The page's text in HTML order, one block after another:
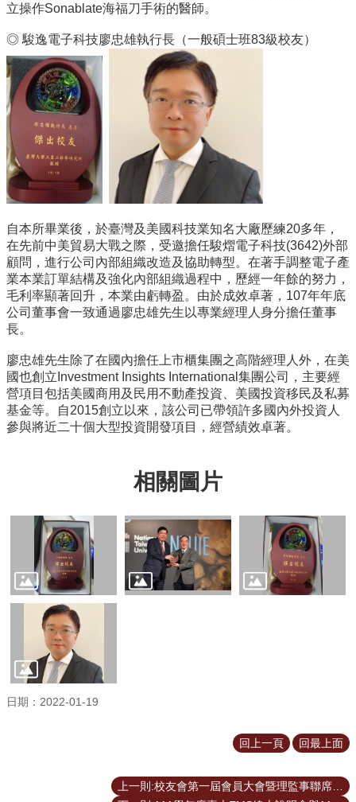
捐
專
區
臺
大
EMS
立操作Sonablate海福刀手術的醫師。
◎ 駿逸電子科技廖忠雄執行長（一般碩士班83級校友）
自本所畢業後，於臺灣及美國科技業知名大廠歷練20多年，
在先前中美貿易大戰之際，受邀擔任駿熠電子科技(3642)外部
顧問，進行公司內部組織改造及協助轉型。在著手調整電子產
業本業訂單結構及強化內部組織過程中，歷經一年餘的努力，
毛利率顯著回升，本業由虧轉盈。由於成效卓著，107年年底
公司董事會一致通過廖忠雄先生以專業經理人身分擔任董事
長。
廖忠雄先生除了在國內擔任上市櫃集團之高階經理人外，在美
國也創立Investment Insights International集團公司，主要經
營項目包括美國商用及民用不動產投資、美國投資移民及私募
基金等。自2015創立以來，該公司已帶領許多國內外投資人
參與將近二十個大型投資開發項目，經營績效卓著。
相關圖片
日期：2022-01-19
回上一頁 回最上面